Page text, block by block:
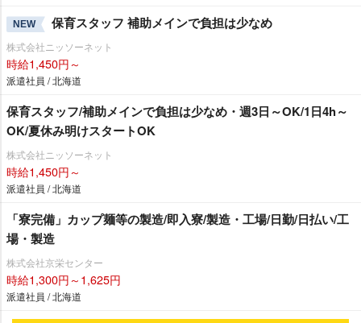
NEW 保育スタッフ 補助メインで負担は少なめ
株式会社ニッソーネット
時給1,450円～
派遣社員 / 北海道
保育スタッフ/補助メインで負担は少なめ・週3日～OK/1日4h～
OK/夏休み明けスタートOK
株式会社ニッソーネット
時給1,450円～
派遣社員 / 北海道
「寮完備」カップ麺等の製造/即入寮/製造・工場/日勤/日払い/工
場・製造
株式会社京栄センター
時給1,300円～1,625円
派遣社員 / 北海道